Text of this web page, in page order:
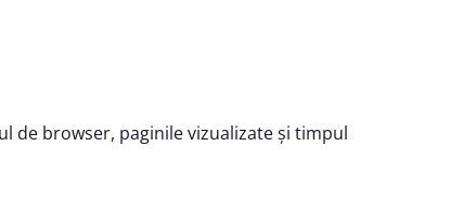
de browser, paginile vizualizate și timpul